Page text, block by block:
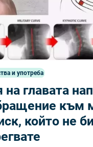
и употреба
главата
към
който не